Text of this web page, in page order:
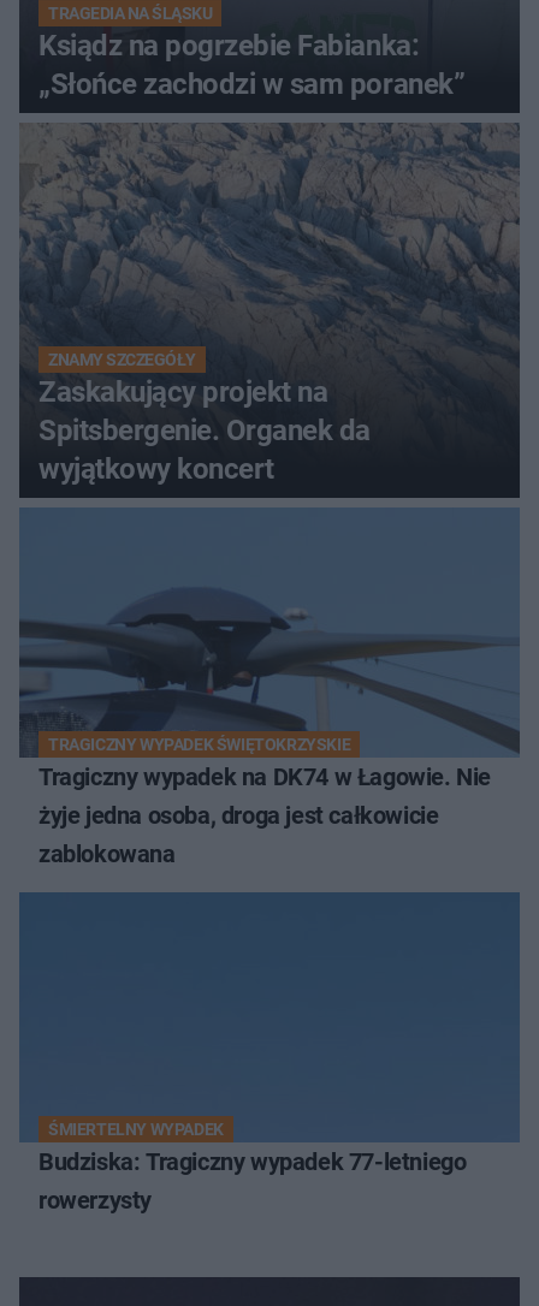
TRAGEDIA NA ŚLĄSKU
Ksiądz na pogrzebie Fabianka:
„Słońce zachodzi w sam poranek”
ZNAMY SZCZEGÓŁY
Zaskakujący projekt na
Spitsbergenie. Organek da
wyjątkowy koncert
TRAGICZNY WYPADEK ŚWIĘTOKRZYSKIE
Tragiczny wypadek na DK74 w Łagowie. Nie
żyje jedna osoba, droga jest całkowicie
zablokowana
ŚMIERTELNY WYPADEK
Budziska: Tragiczny wypadek 77-letniego
rowerzysty